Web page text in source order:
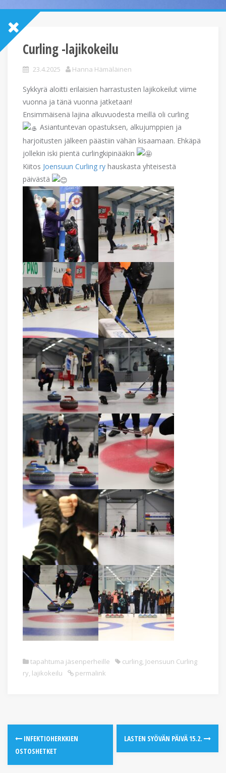
Curling -lajikokeilu
23.4.2025 Hanna Hämäläinen
Sykkyrä aloitti erilaisien harrastusten lajikokeilut viime
vuonna ja tänä vuonna jatketaan!
Ensimmäisenä lajina alkuvuodesta meillä oli curling
Asiantuntevan opastuksen, alkujumppien ja
harjoitusten jälkeen päästiin vähän kisaamaan. Ehkäpä
jollekin iski pientä curlingkipinääkin
Kiitos Joensuun Curling ry hauskasta yhteisestä
päivästä
tapahtuma jäsenperheille curling, Joensuun Curling
ry, lajikokeilu permalink
INFEKTIOHERKKIEN
OSTOSHETKET
LASTEN SYÖVÄN PÄIVÄ 15.2.